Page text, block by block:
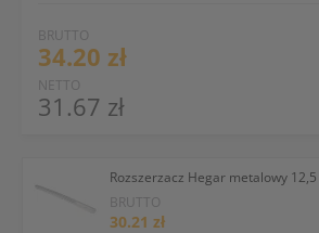
BRUTTO
34.20 zł
NETTO
31.67 zł
Rozszerzacz Hegar metalowy
BRUTTO
30.21 zł